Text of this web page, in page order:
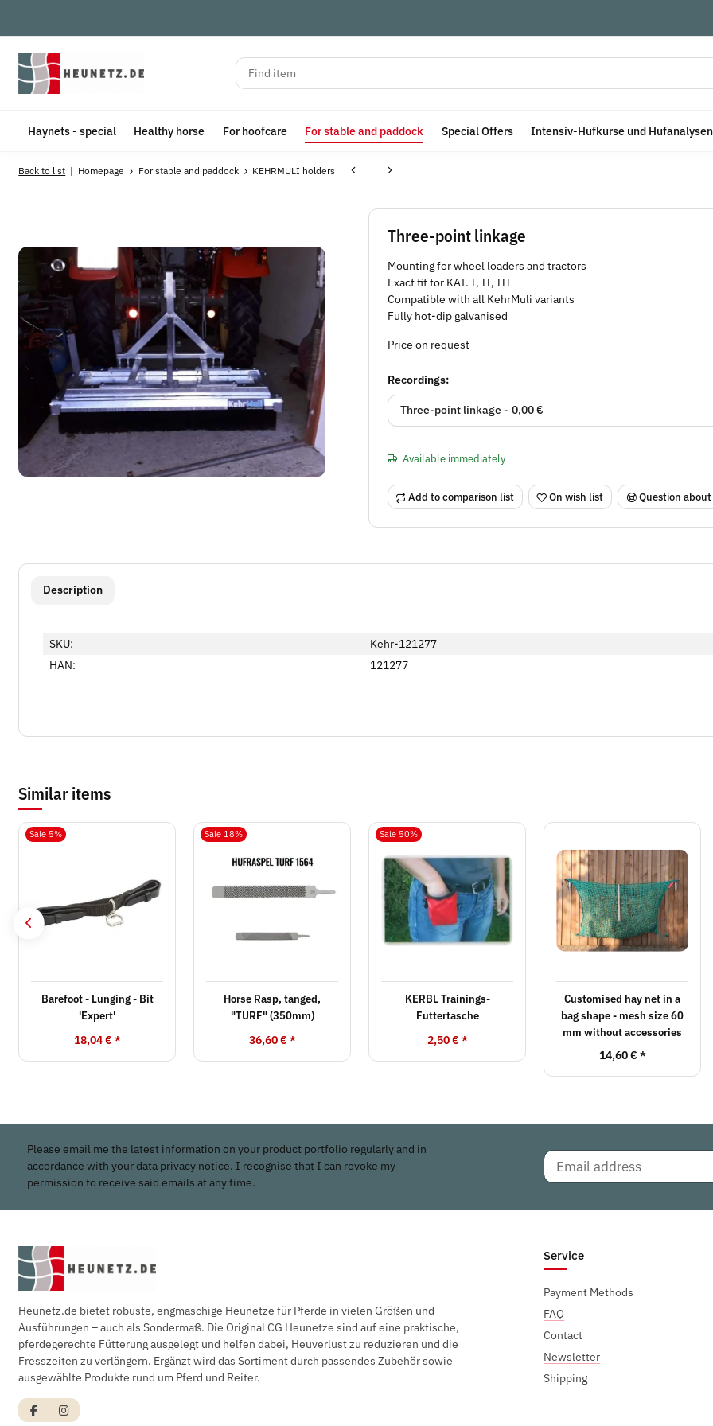
Haynets - special Healthy horse For hoofcare For stable and paddock Special Offers Intensiv-Hufkurse und Hufanalysen
Back to list Homepage For stable and paddock KEHRMULI holders
Three-point linkage
Mounting for wheel loaders and tractors
Exact fit for KAT. I, II, III
Compatible with all KehrMuli variants
Fully hot-dip galvanised
Price on request
Recordings:
Three-point linkage - 0,00 €
Available immediately
Add to comparison list On wish list Question
show more tabs
Description
SKU:
Kehr-121277
HAN:
121277
Similar items
Sale 5%
Barefoot - Lunging - Bit
'Expert'
18,04 € *
Sale 18%
Horse Rasp, tanged,
"TURF" (350mm)
36,60 € *
Sale 50%
KERBL Trainings-
Futtertasche
2,50 € *
Customised hay net in a
bag shape - mesh size 60
mm without accessories
14,60 € *
Please email me the latest information on your product portfolio regularly and in
accordance with your data privacy notice. I recognise that I can revoke my
permission to receive said emails at any time.
Heunetz.de bietet robuste, engmaschige Heunetze für Pferde in vielen Größen und
Ausführungen – auch als Sondermaß. Die Original CG Heunetze sind auf eine praktische,
pferdegerechte Fütterung ausgelegt und helfen dabei, Heuverlust zu reduzieren und die
Fresszeiten zu verlängern. Ergänzt wird das Sortiment durch passendes Zubehör sowie
ausgewählte Produkte rund um Pferd und Reiter.
Service
Payment Methods
FAQ
Contact
Newsletter
Shipping